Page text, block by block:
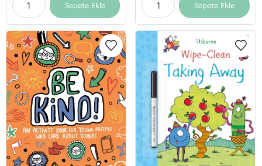
Sepete Ekle Sepete Ekle